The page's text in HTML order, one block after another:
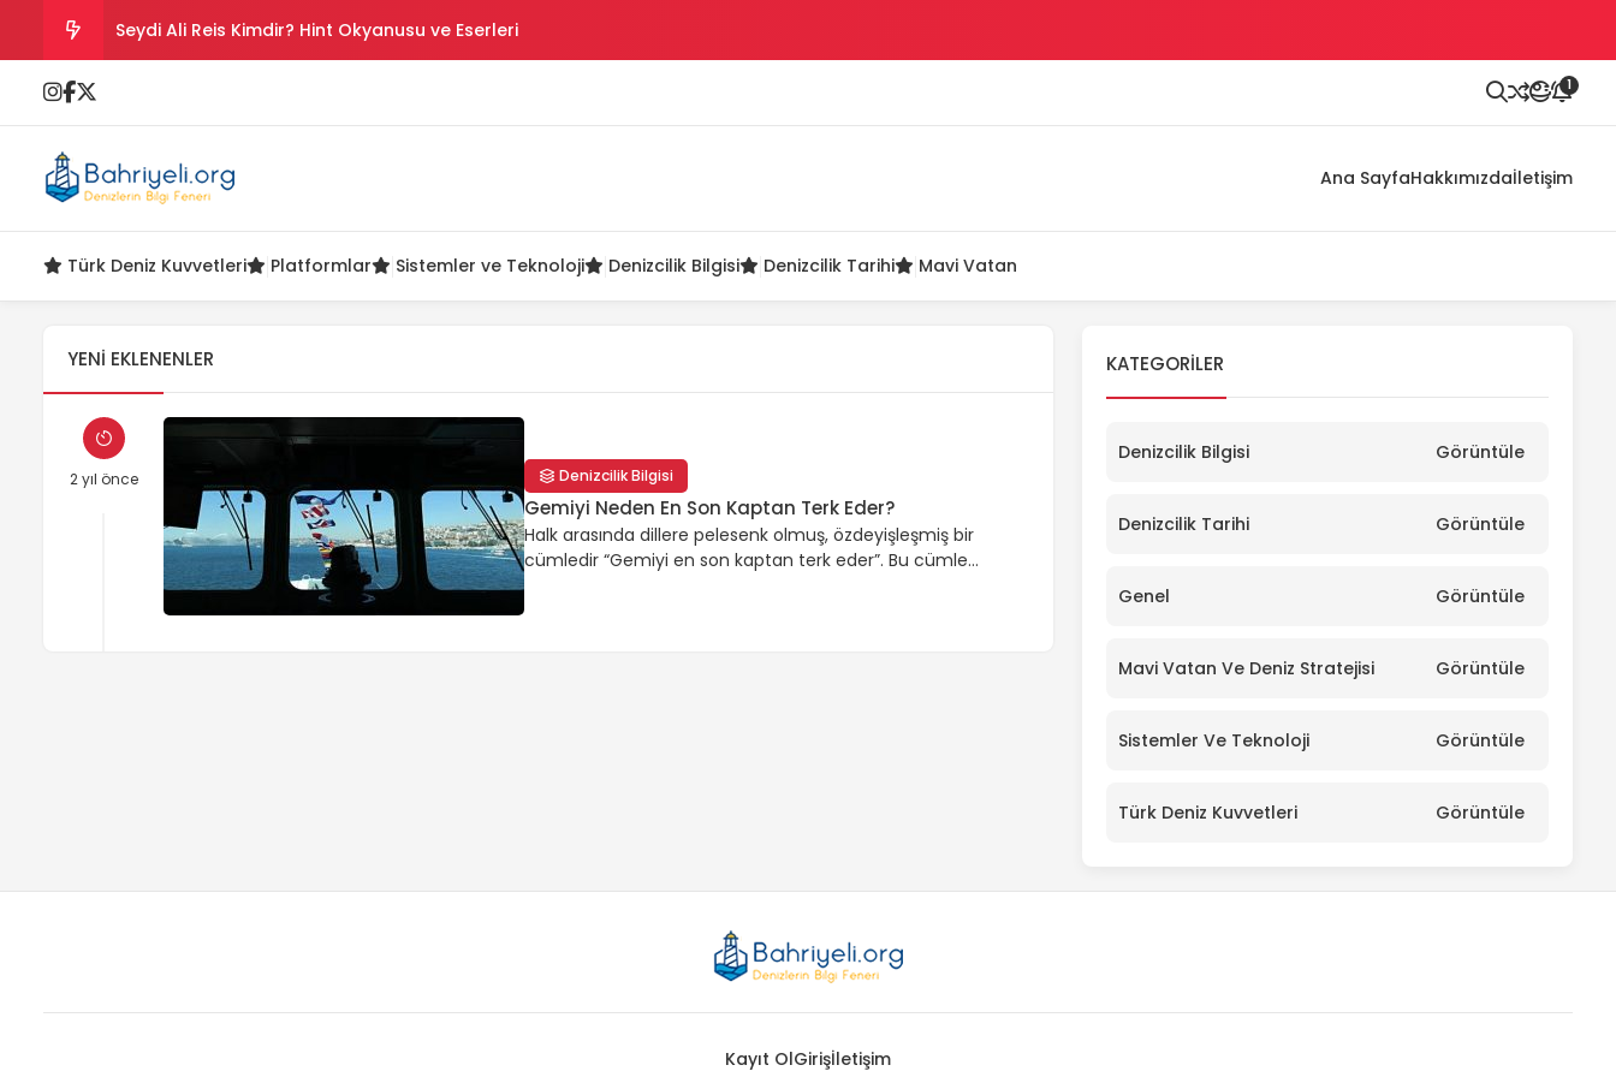
Seydi Ali Reis Kimdir? Hint Okyanusu ve Eserleri
Gazi Umur Bey Kimdir? Hayatı, Seferleri ve Ölümü
Turgut Reis Kimdir? Hayatı, Savaşları ve Ölümü
1
Ana SayfaHakkımızdaİletişim
Türk Deniz Kuvvetleri Platformlar Sistemler ve Teknoloji Denizcilik Bilgisi Denizcilik Tarihi Mavi Vatan
YENI EKLENENLER
2 yıl önce Denizcilik Bilgisi
Gemiyi Neden En Son Kaptan Terk Eder?
Halk arasında dillere pelesenk olmuş, özdeyişleşmiş bir
cümledir “Gemiyi en son kaptan terk eder”. Bu cümle
KATEGORILER
Denizcilik Bilgisi Görüntüle
Denizcilik Tarihi Görüntüle
Genel Görüntüle
Mavi Vatan Ve Deniz Stratejisi Görüntüle
Sistemler Ve Teknoloji Görüntüle
Türk Deniz Kuvvetleri Görüntüle
Kayıt OlGirişİletişim